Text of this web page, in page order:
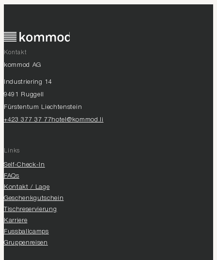
Kontakt
kommod AG
Industriering 14
9491 Ruggell
Fürstentum Liechtenstein
+423 377 37 77 hotel@kommod.li
Links
Self-Check-In
FAQs
Kontakt / Lage
Geschenkgutschein
Tischreservierung
Karriere
Fussballcamps
Gruppenreisen